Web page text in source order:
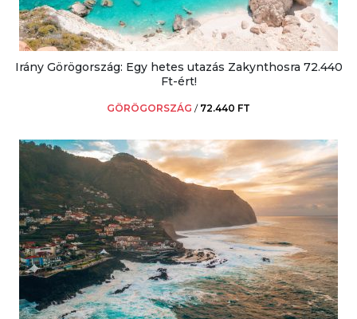
Irány Görögország: Egy hetes utazás Zakynthosra 72.440
Ft-ért!
GÖRÖGORSZÁG / 72.440 FT